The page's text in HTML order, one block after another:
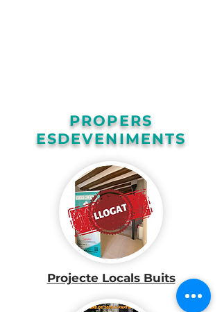
PROPERS
ESDEVENIMENTS
Projecte Locals Buits